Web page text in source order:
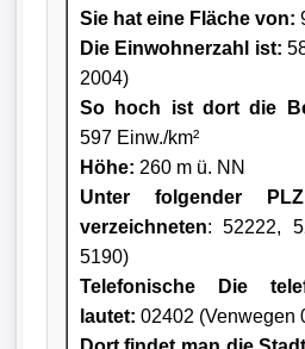
Sie hat eine Fläche von:
Die Einwohnerzahl ist:
2004)
So hoch ist dort die
597 Einw./km²
Höhe: 260 m ü. NN
Unter folgender
verzeichneten: 52222,
5190)
Telefonische Die
lautet: 02402 (Venwegen